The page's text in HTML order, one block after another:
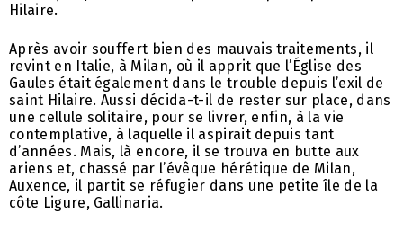
Hilaire.
Après avoir souffert bien des mauvais traitements, il
revint en Italie, à Milan, où il apprit que l’Église des
Gaules était également dans le trouble depuis l’exil de
saint Hilaire. Aussi décida-t-il de rester sur place, dans
une cellule solitaire, pour se livrer, enfin, à la vie
contemplative, à laquelle il aspirait depuis tant
d’années. Mais, là encore, il se trouva en butte aux
ariens et, chassé par l’évêque hérétique de Milan,
Auxence, il partit se réfugier dans une petite île de la
côte Ligure, Gallinaria.